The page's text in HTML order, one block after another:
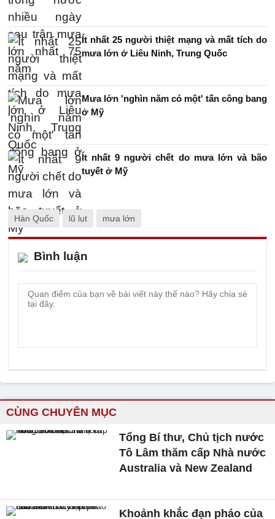
Ít nhất 25 người thiệt mạng và mất tích do
mưa lớn ở Liêu Ninh, Trung Quốc
Mưa lớn 'nghìn năm có một' tấn công bang
ở Mỹ
Ít nhất 9 người chết do mưa lớn và bão
tuyết ở Mỹ
Hàn Quốc lũ lụt mưa lớn
Bình luận
CÙNG CHUYÊN MỤC
Tổng Bí thư, Chủ tịch nước
Tô Lâm thăm cấp Nhà nước
Australia và New Zealand
Khoảnh khắc đạn pháo của